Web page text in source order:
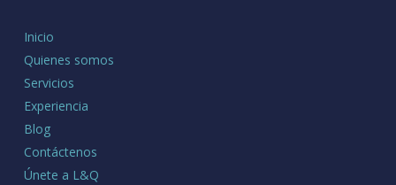
Inicio
Quienes somos
Servicios
Experiencia
Blog
Contáctenos
Únete a L&Q